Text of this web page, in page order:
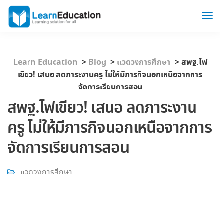
Learn Education > Blog > แวดวงการศึกษา >สพฐ.ไฟ
เขียว! เสนอ ลดภาระงานครู ไม่ให้มีภารกิจนอกเหนือจากการ
จัดการเรียนการสอน
สพฐ.ไฟเขียว! เสนอ ลดภาระงาน
ครู ไม่ให้มีภารกิจนอกเหนือจากการ
จัดการเรียนการสอน
แวดวงการศึกษา